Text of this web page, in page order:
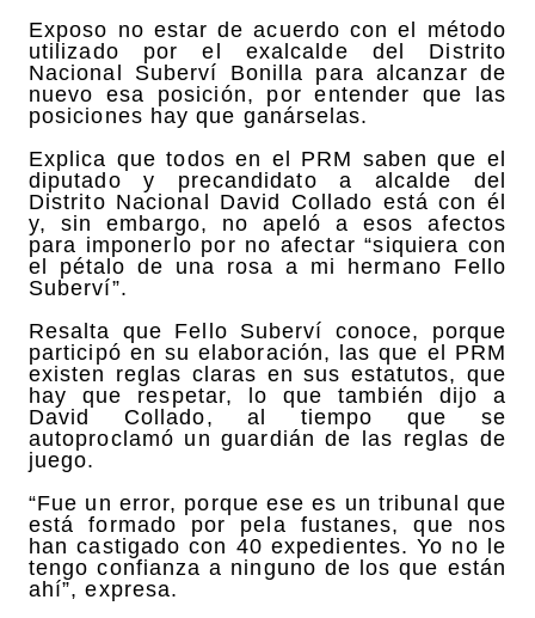
Exposo no estar de acuerdo con el método
utilizado por el exalcalde del Distrito
Nacional Suberví Bonilla para alcanzar de
nuevo esa posición, por entender que las
posiciones hay que ganárselas.
Explica que todos en el PRM saben que el
diputado y precandidato a alcalde del
Distrito Nacional David Collado está con él
y, sin embargo, no apeló a esos afectos
para imponerlo por no afectar “siquiera con
el pétalo de una rosa a mi hermano Fello
Suberví”.
Resalta que Fello Suberví conoce, porque
participó en su elaboración, las que el PRM
existen reglas claras en sus estatutos, que
hay que respetar, lo que también dijo a
David Collado, al tiempo que se
autoproclamó un guardián de las reglas de
juego.
“Fue un error, porque ese es un tribunal que
está formado por pela fustanes, que nos
han castigado con 40 expedientes. Yo no le
tengo confianza a ninguno de los que están
ahí”, expresa.